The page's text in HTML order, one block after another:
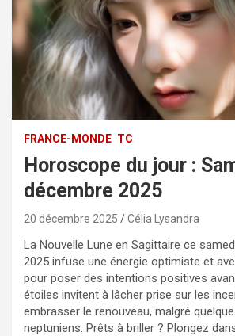
FRANCE-MONDE TC
Horoscope du jour :
décembre 2025
20 décembre 2025 Célia Lysandra
La Nouvelle Lune en Sagittaire ce
2025 infuse une énergie optimiste et
pour poser des intentions positives
étoiles invitent à lâcher prise sur les
embrasser le renouveau, malgré
neptuniens. Prêts à briller ? Plongez